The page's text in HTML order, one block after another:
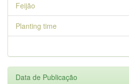
Feijão
Planting time
Data de Publicação